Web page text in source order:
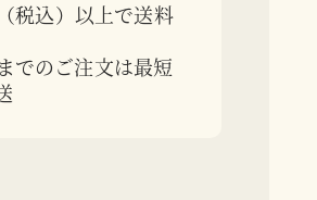
税込）以上で送料
でのご注文は最短